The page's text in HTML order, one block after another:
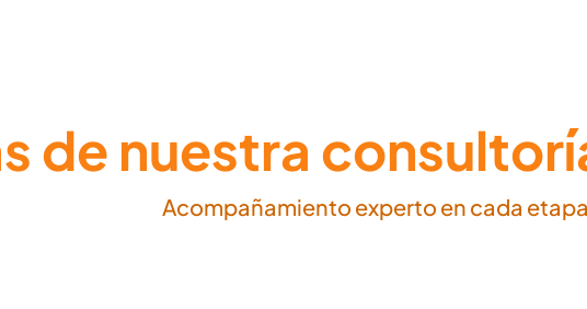
de nuestra
Acompañamiento experto en cada